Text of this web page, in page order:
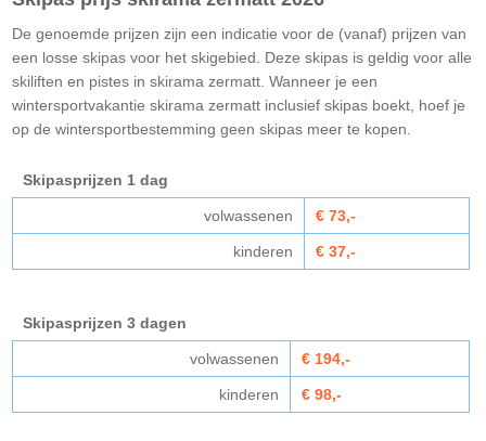
De genoemde prijzen zijn een indicatie voor de (vanaf) prijzen van
een losse skipas voor het skigebied. Deze skipas is geldig voor alle
skiliften en pistes in skirama zermatt. Wanneer je een
wintersportvakantie skirama zermatt inclusief skipas boekt, hoef je
op de wintersportbestemming geen skipas meer te kopen.
Skipasprijzen 1 dag
volwassenen € 73,-
kinderen € 37,-
Skipasprijzen 3 dagen
volwassenen € 194,-
kinderen € 98,-